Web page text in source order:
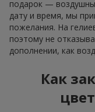
подарок —
дату и время, мы
пожелания. На
поэтому не
дополнении, как
Как